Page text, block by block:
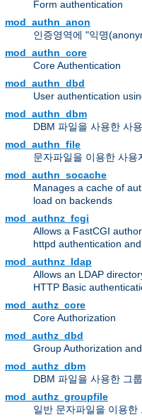
Form authentication
mod_authn_anon
인증영역에 "익명
mod_authn_core
Core Authentication
mod_authn_dbd
User authentication
mod_authn_dbm
DBM 파일을 사용한 사
mod_authn_file
문자파일을 이용한 사용
mod_authn_socache
Manages a cache of
load on backends
mod_authnz_fcgi
Allows a FastCGI
httpd authentication
mod_authnz_ldap
Allows an LDAP
HTTP Basic
mod_authz_core
Core Authorization
mod_authz_dbd
Group Authorization
mod_authz_dbm
DBM 파일을 사용한 그
mod_authz_groupfile
일반 문자파일을 이용한